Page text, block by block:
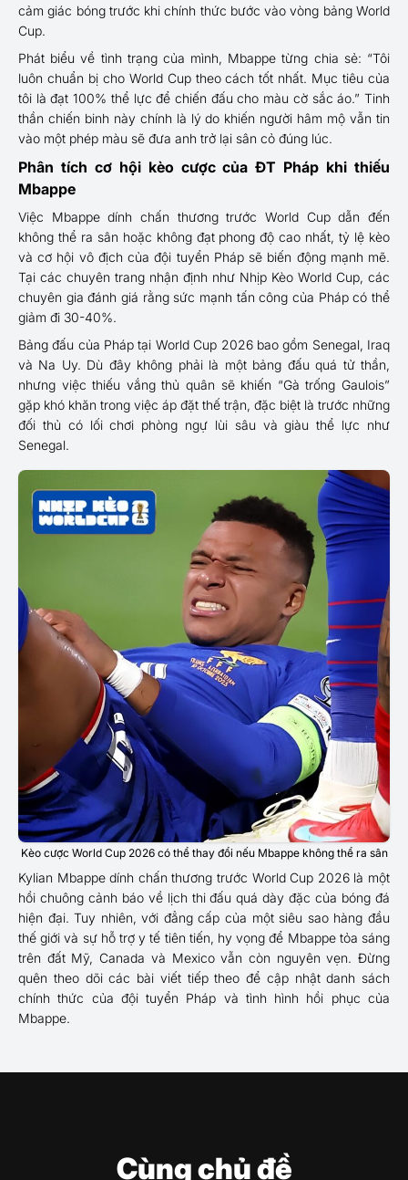
cảm giác bóng trước khi chính thức bước vào vòng bảng World
Cup.
Phát biểu về tình trạng của mình, Mbappe từng chia sẻ: “Tôi
luôn chuẩn bị cho World Cup theo cách tốt nhất. Mục tiêu của
tôi là đạt 100% thể lực để chiến đấu cho màu cờ sắc áo.” Tinh
thần chiến binh này chính là lý do khiến người hâm mộ vẫn tin
vào một phép màu sẽ đưa anh trở lại sân cỏ đúng lúc.
Phân tích cơ hội kèo cược của ĐT Pháp khi thiếu
Mbappe
Việc Mbappe dính chấn thương trước World Cup dẫn đến
không thể ra sân hoặc không đạt phong độ cao nhất, tỷ lệ kèo
và cơ hội vô địch của đội tuyển Pháp sẽ biến động mạnh mẽ.
Tại các chuyên trang nhận định như Nhịp Kèo World Cup, các
chuyên gia đánh giá rằng sức mạnh tấn công của Pháp có thể
giảm đi 30-40%.
Bảng đấu của Pháp tại World Cup 2026 bao gồm Senegal, Iraq
và Na Uy. Dù đây không phải là một bảng đấu quá tử thần,
nhưng việc thiếu vắng thủ quân sẽ khiến “Gà trống Gaulois”
gặp khó khăn trong việc áp đặt thế trận, đặc biệt là trước những
đối thủ có lối chơi phòng ngự lùi sâu và giàu thể lực như
Senegal.
Kèo cược World Cup 2026 có thể thay đổi nếu Mbappe không thể ra sân
Kylian Mbappe dính chấn thương trước World Cup 2026 là một
hồi chuông cảnh báo về lịch thi đấu quá dày đặc của bóng đá
hiện đại. Tuy nhiên, với đẳng cấp của một siêu sao hàng đầu
thế giới và sự hỗ trợ y tế tiên tiến, hy vọng để Mbappe tỏa sáng
trên đất Mỹ, Canada và Mexico vẫn còn nguyên vẹn. Đừng
quên theo dõi các bài viết tiếp theo để cập nhật danh sách
chính thức của đội tuyển Pháp và tình hình hồi phục của
Mbappe.
Cùng chủ đề